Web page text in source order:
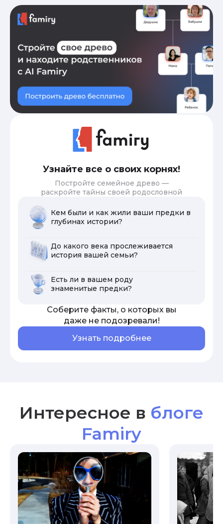
Узнайте все о своих корнях!
Постройте семейное древо —
раскройте тайны своей родословной
Кем были и как жили ваши предки в
глубинах истории?
До какого века прослеживается
история вашей семьи?
Есть ли в вашем роду
знаменитые предки?
Соберите факты, о которых вы
даже не подозревали!
Узнать подробнее
Интересное в блоге
Famiry